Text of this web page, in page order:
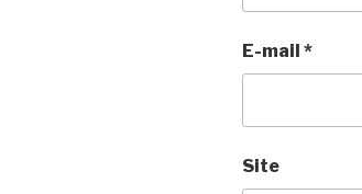
E-mail *
Site